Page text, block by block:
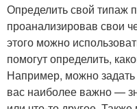
Определить свой типаж
проанализировав свои
этого можно
помогут определить,
Например, можно
вас наиболее важно —